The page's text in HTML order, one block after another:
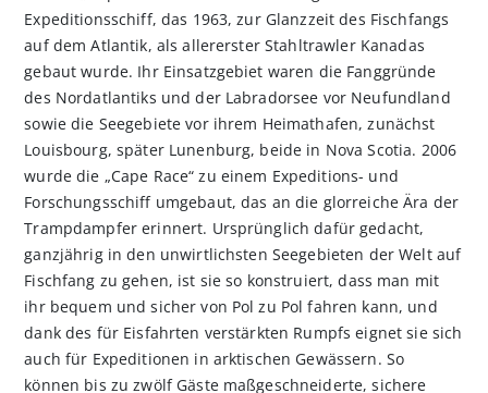
Expeditionsschiff, das 1963, zur Glanzzeit des Fischfangs
auf dem Atlantik, als allererster Stahltrawler Kanadas
gebaut wurde. Ihr Einsatzgebiet waren die Fanggründe
des Nordatlantiks und der Labradorsee vor Neufundland
sowie die Seegebiete vor ihrem Heimathafen, zunächst
Louisbourg, später Lunenburg, beide in Nova Scotia. 2006
wurde die „Cape Race“ zu einem Expeditions- und
Forschungsschiff umgebaut, das an die glorreiche Ära der
Trampdampfer erinnert. Ursprünglich dafür gedacht,
ganzjährig in den unwirtlichsten Seegebieten der Welt auf
Fischfang zu gehen, ist sie so konstruiert, dass man mit
ihr bequem und sicher von Pol zu Pol fahren kann, und
dank des für Eisfahrten verstärkten Rumpfs eignet sie sich
auch für Expeditionen in arktischen Gewässern. So
können bis zu zwölf Gäste maßgeschneiderte, sichere